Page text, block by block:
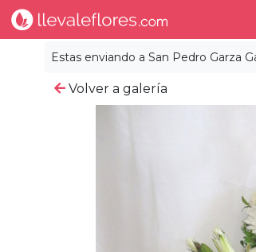
Estas enviando a San Pedro Garza
Volver a galería